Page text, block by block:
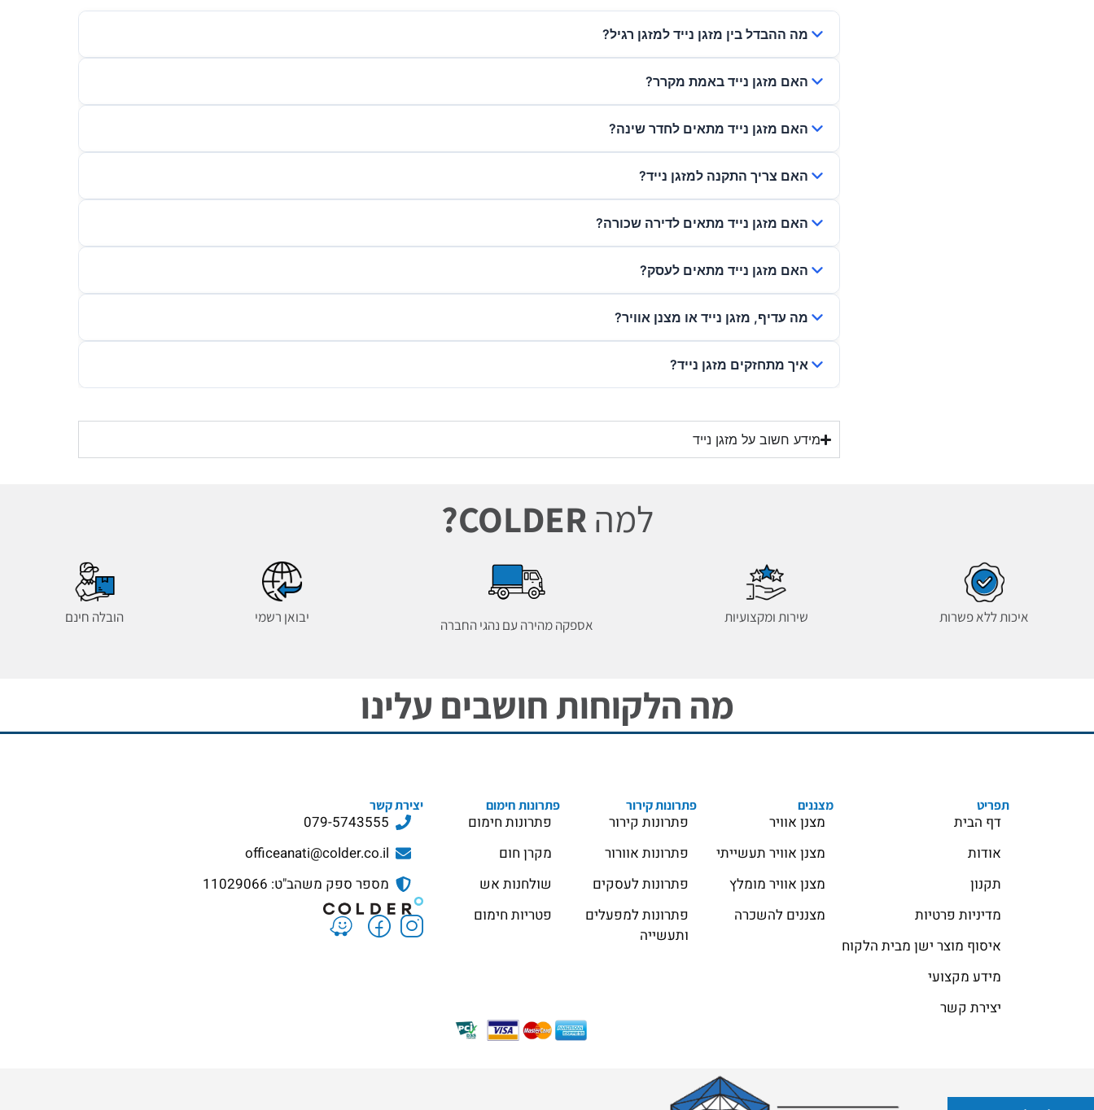
מה ההבדל בין מזגן נייד למזגן רגיל?
האם מזגן נייד באמת מקרר?
האם מזגן נייד מתאים לחדר שינה?
האם צריך התקנה למזגן נייד?
האם מזגן נייד מתאים לדירה שכורה?
האם מזגן נייד מתאים לעסק?
מה עדיף, מזגן נייד או מצנן אוויר?
איך מתחזקים מזגן נייד?
מידע חשוב על מזגן נייד
למה COLDER?
איכות ללא פשרות שירות ומקצועיות אספקה מהירה עם נהגי החברה יבואן רשמי הובלה חינם
מה הלקוחות חושבים עלינו
תפריט
דף הבית
אודות
תקנון
מדיניות פרטיות
איסוף מוצר ישן מבית הלקוח
מידע מקצועי
יצירת קשר
מצננים
מצנן אוויר
מצנן אוויר תעשייתי
מצנן אוויר מומלץ
מצננים להשכרה
פתרונות קירור
פתרונות קירור
פתרונות אוורור
פתרונות לעסקים
פתרונות למפעלים
ותעשייה
פתרונות חימום
פתרונות חימום
מקרן חום
שולחנות אש
פטריות חימום
יצירת קשר
079-5743555
officeanati@colder.co.il
מספר ספק משהב"ט: 11029066